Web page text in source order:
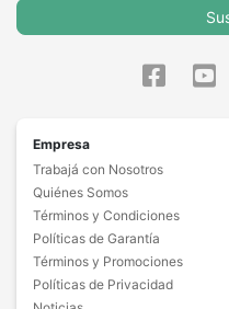
Empresa
Trabajá con Nosotros
Quiénes Somos
Términos y Condiciones
Políticas de Garantía
Términos y Promociones
Políticas de Privacidad